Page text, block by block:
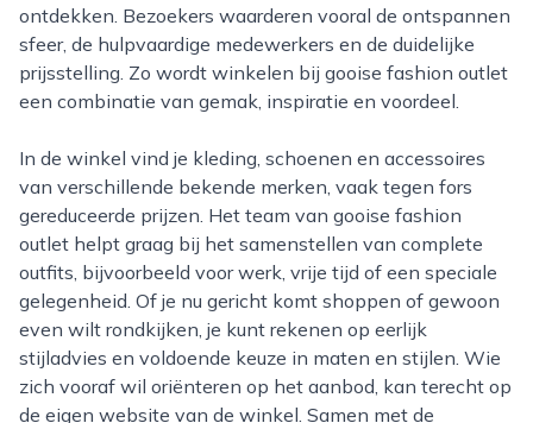
ontdekken. Bezoekers waarderen vooral de ontspannen
sfeer, de hulpvaardige medewerkers en de duidelijke
prijsstelling. Zo wordt winkelen bij gooise fashion outlet
een combinatie van gemak, inspiratie en voordeel.
In de winkel vind je kleding, schoenen en accessoires
van verschillende bekende merken, vaak tegen fors
gereduceerde prijzen. Het team van gooise fashion
outlet helpt graag bij het samenstellen van complete
outfits, bijvoorbeeld voor werk, vrije tijd of een speciale
gelegenheid. Of je nu gericht komt shoppen of gewoon
even wilt rondkijken, je kunt rekenen op eerlijk
stijladvies en voldoende keuze in maten en stijlen. Wie
zich vooraf wil oriënteren op het aanbod, kan terecht op
de eigen website van de winkel. Samen met de